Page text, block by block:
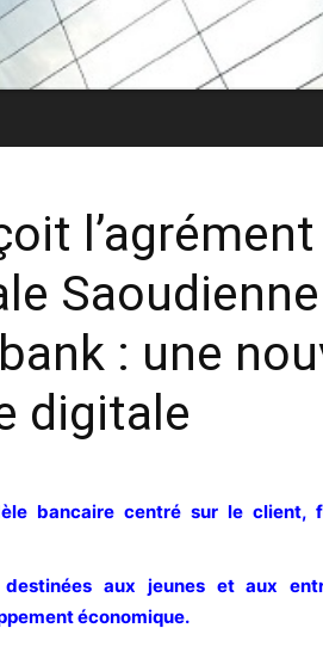
: une
digitale
bancaire centré sur le client,
aux jeunes et aux
économique.